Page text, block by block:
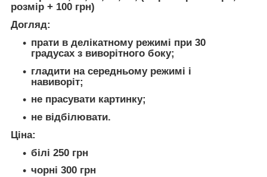
розмір + 100 грн)
Догляд:
прати в делікатному режимі при 30
градусах з виворітного боку;
гладити на середньому режимі і
навиворіт;
не прасувати картинку;
не відбілювати.
Ціна:
білі 250 грн
чорні 300 грн